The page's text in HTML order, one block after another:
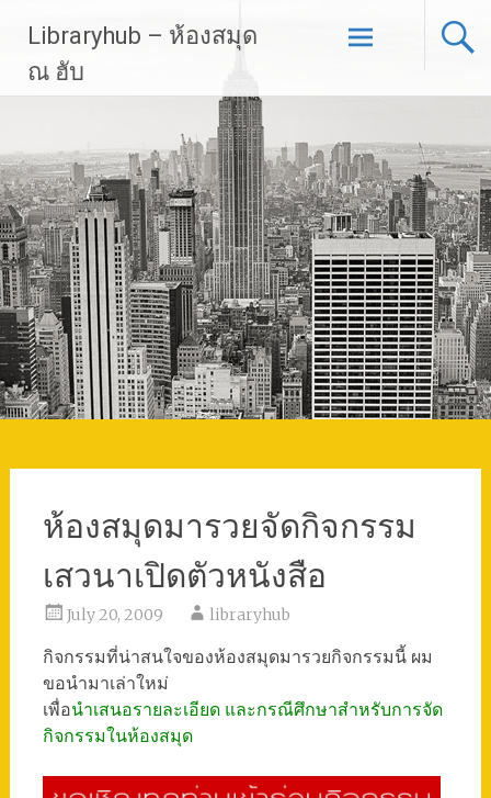
content
Libraryhub – ห้องสมุด
ณ ฮับ
ห้องสมุดมารวยจัดกิจกรรม
เสวนาเปิดตัวหนังสือ
July 20, 2009 libraryhub
กิจกรรมที่น่าสนใจของห้องสมุดมารวยกิจกรรมนี้ ผม
ขอนำมาเล่าใหม่
เพื่อนำเสนอรายละเอียด และกรณีศึกษาสำหรับการจัด
กิจกรรมในห้องสมุด